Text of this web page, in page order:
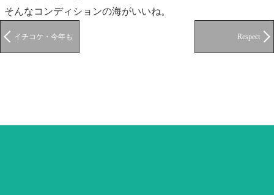
そんなコンディションの海がいいね。
イチコケ・今年も Respect